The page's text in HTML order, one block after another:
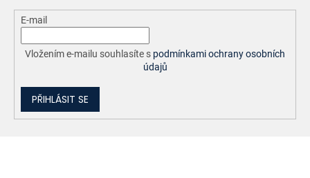
v
i
s
u
E-mail
Vložením e-mailu souhlasíte s podmínkami ochrany osobních
údajů
PŘIHLÁSIT SE